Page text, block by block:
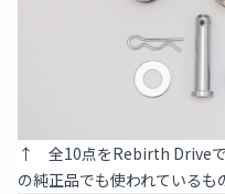
↑ 全10点をRebirth Driveで
の純正品でも使われているも